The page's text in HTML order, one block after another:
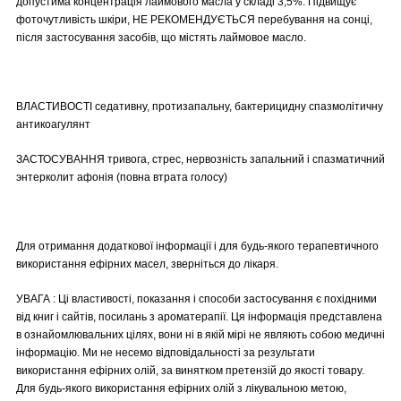
фоточутливість шкіри, НЕ РЕКОМЕНДУЄТЬСЯ перебування на сонці,
після застосування засобів, що містять лаймовое масло.
ВЛАСТИВОСТІ седативну, протизапальну, бактерицидну спазмолітичну
антикоагулянт
ЗАСТОСУВАННЯ тривога, стрес, нервозність запальний і спазматичний
энтерколит афонія (повна втрата голосу)
Для отримання додаткової інформації і для будь-якого терапевтичного
використання ефірних масел, зверніться до лікаря.
УВАГА : Ці властивості, показання і способи застосування є похідними
від книг і сайтів, посилань з ароматерапії. Ця інформація представлена
в ознайомлювальних цілях, вони ні в якій мірі не являють собою медичні
інформацію. Ми не несемо відповідальності за результати
використання ефірних олій, за винятком претензій до якості товару.
Для будь-якого використання ефірних олій з лікувальною метою,